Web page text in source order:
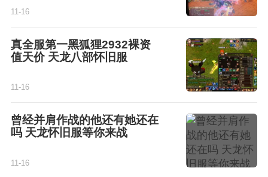
11-16
真全服第一黑狐狸2932裸资
值天价 天龙八部怀旧服
11-16
曾经并肩作战的他还有她还在
吗 天龙怀旧服等你来战
11-16